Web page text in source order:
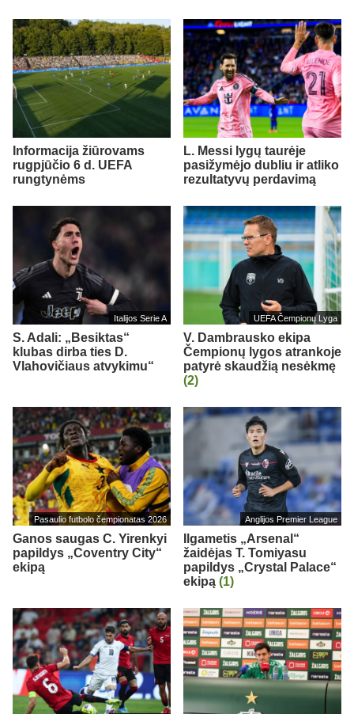
Informacija žiūrovams
rugpjūčio 6 d. UEFA
rungtynėms
L. Messi lygų taurėje
pasižymėjo dubliu ir atliko
rezultatyvų perdavimą
Italijos Serie A
S. Adali: „Besiktas“
klubas dirba ties D.
Vlahovičiaus atvykimu“
UEFA Čempionų Lyga
V. Dambrausko ekipa
Čempionų lygos atrankoje
patyrė skaudžią nesėkmę
(2)
Pasaulio futbolo čempionatas 2026
Ganos saugas C. Yirenkyi
papildys „Coventry City“
ekipą
Anglijos Premier League
Ilgametis „Arsenal“
žaidėjas T. Tomiyasu
papildys „Crystal Palace“
ekipą (1)